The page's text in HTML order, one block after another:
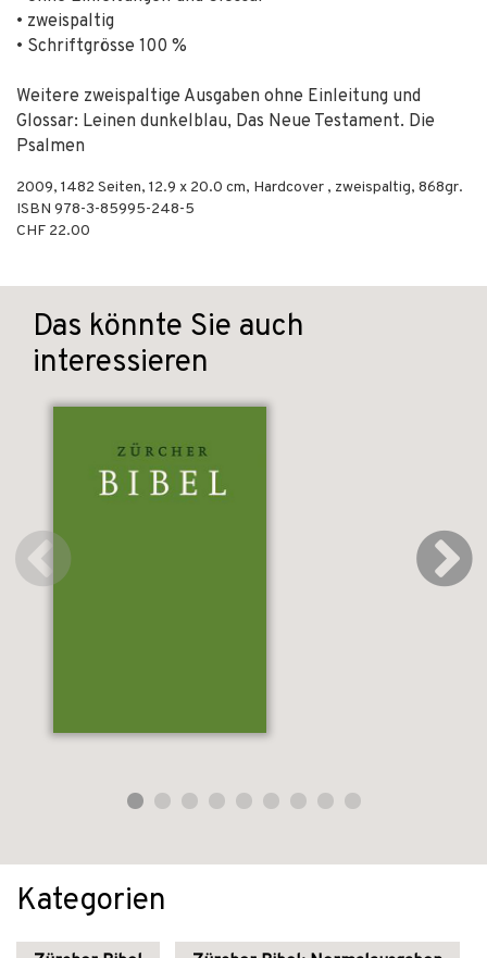
• zweispaltig
• Schriftgrösse 100 %
Weitere zweispaltige Ausgaben ohne Einleitung und
Glossar: Leinen dunkelblau, Das Neue Testament. Die
Psalmen
2009, 1482 Seiten, 12.9 x 20.0 cm, Hardcover , zweispaltig, 868gr.
ISBN 978-3-85995-248-5
CHF 22.00
Das könnte Sie auch
interessieren
Kategorien